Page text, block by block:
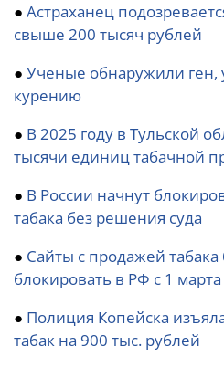
● Астраханец
свыше 200 тысяч рублей
● Ученые обнаружили
курению
● В 2025 году в Тульской
тысячи единиц табачной
● В России начнут
табака без решения суда
● Сайты с продажей табака
блокировать в РФ с 1 марта
● Полиция Копейска
табак на 900 тыс. рублей